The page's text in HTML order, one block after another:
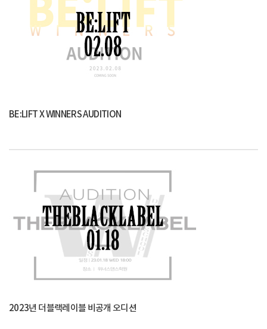
BE:LIFT X WINNERS AUDITION
2023년 더블랙레이블 비공개 오디션